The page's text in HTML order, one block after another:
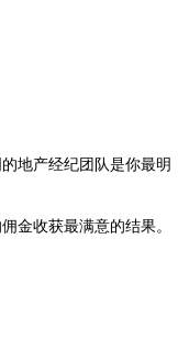
地产经纪团队是你最明
金收获最满意的结果。